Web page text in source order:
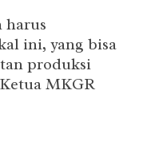
harus
ini, yang bisa
produksi
MKGR